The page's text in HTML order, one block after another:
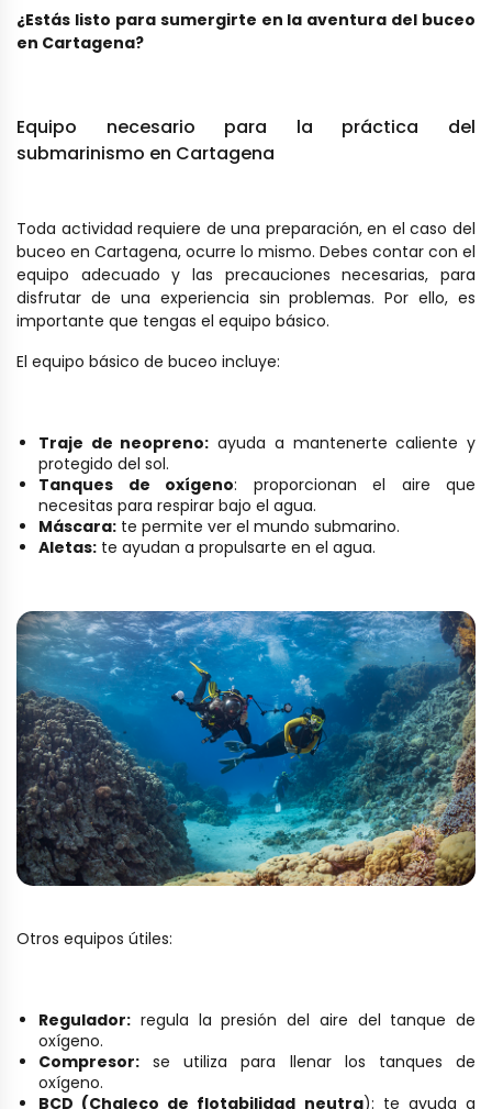
¿Estás listo para sumergirte en la aventura del buceo
en Cartagena?
Equipo necesario para la práctica del
submarinismo en Cartagena
Toda actividad requiere de una preparación, en el caso del
buceo en Cartagena, ocurre lo mismo. Debes contar con el
equipo adecuado y las precauciones necesarias, para
disfrutar de una experiencia sin problemas. Por ello, es
importante que tengas el equipo básico.
El equipo básico de buceo incluye:
Traje de neopreno: ayuda a mantenerte caliente y
protegido del sol.
Tanques de oxígeno: proporcionan el aire que
necesitas para respirar bajo el agua.
Máscara: te permite ver el mundo submarino.
Aletas: te ayudan a propulsarte en el agua.
Otros equipos útiles:
Regulador: regula la presión del aire del tanque de
oxígeno.
Compresor: se utiliza para llenar los tanques de
oxígeno.
BCD (Chaleco de flotabilidad neutra): te ayuda a